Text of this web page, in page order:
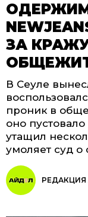
ЗА
В Сеуле
проник в
оно пустовало
утащил
умоляет суд о